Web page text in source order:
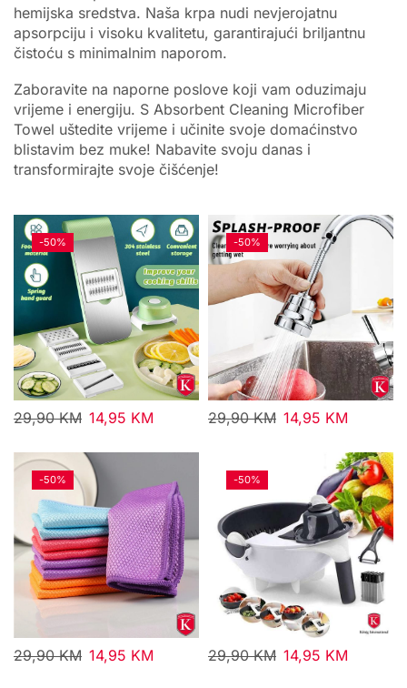
hemijska sredstva. Naša krpa nudi nevjerojatnu
apsorpciju i visoku kvalitetu, garantirajući briljantnu
čistoću s minimalnim naporom.
Zaboravite na naporne poslove koji vam oduzimaju
vrijeme i energiju. S Absorbent Cleaning Microfiber
Towel uštedite vrijeme i učinite svoje domaćinstvo
blistavim bez muke! Nabavite svoju danas i
transformirajte svoje čišćenje!
-50%
29,90KM 14,95 KM
-50%
29,90KM 14,95 KM
-50%
29,90KM 14,95 KM
-50%
29,90KM 14,95 KM